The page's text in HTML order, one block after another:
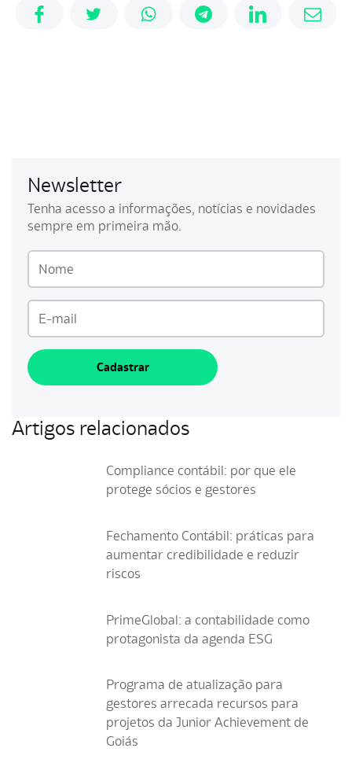
Newsletter
Tenha acesso a informações, notícias e novidades
sempre em primeira mão.
Cadastrar
Artigos relacionados
Compliance contábil: por que ele
protege sócios e gestores
Fechamento Contábil: práticas para
aumentar credibilidade e reduzir
riscos
PrimeGlobal: a contabilidade como
protagonista da agenda ESG
Programa de atualização para
gestores arrecada recursos para
projetos da Junior Achievement de
Goiás